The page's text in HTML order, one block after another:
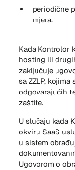
periodične
mjera.
Kada Kontrolor
hosting ili
zaključuje
sa ZZLP,
odgovarajućih
zaštite.
U slučaju kada
okviru SaaS
u sistem
Ugovorom o